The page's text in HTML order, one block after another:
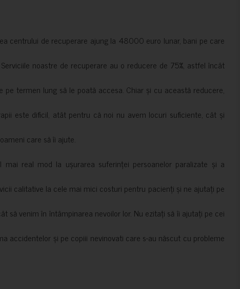
centrului de recuperare ajung la 48000 euro lunar, bani pe care
noastre de recuperare au o reducere de 75%, astfel încât
termen lung să le poată accesa. Chiar și cu această reducere,
este dificil, atât pentru că noi nu avem locuri suficiente, cât și
care să îi ajute.
real mod la ușurarea suferinței persoanelor paralizate și a
calitative la cele mai mici costuri pentru pacienți și ne ajutați pe
să venim în întâmpinarea nevoilor lor. Nu ezitați să îi ajutați pe cei
accidentelor și pe copiii nevinovati care s-au născut cu probleme